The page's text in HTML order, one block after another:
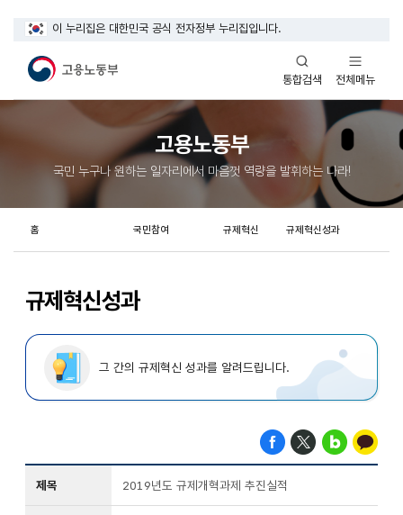
이 누리집은 대한민국 공식 전자정부 누리집입니다.
통합검색
열기
전체메뉴
열기
고용노동부
국민 누구나 원하는 일자리에서 마음껏 역량을 발휘하는 나라!
규제혁신성과
홈 국민참여 규제혁신 규제혁신성과
그 간의 규제혁신 성과를 알려드립니다.
제목 2019년도 규제개혁과제 추진실적